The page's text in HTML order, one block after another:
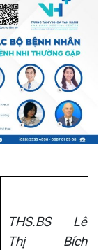
THS.BSLê
Thị Bích